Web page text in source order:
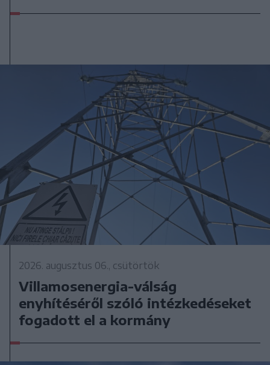
2026. augusztus 06., csütörtök
Villamosenergia-válság
enyhítéséről szóló intézkedéseket
fogadott el a kormány